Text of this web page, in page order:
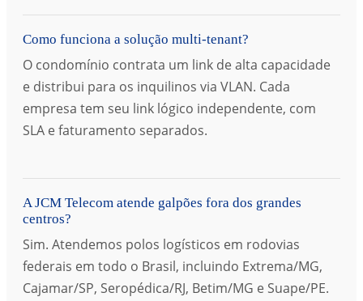
Como funciona a solução multi-tenant?
O condomínio contrata um link de alta capacidade
e distribui para os inquilinos via VLAN. Cada
empresa tem seu link lógico independente, com
SLA e faturamento separados.
A JCM Telecom atende galpões fora dos grandes
centros?
Sim. Atendemos polos logísticos em rodovias
federais em todo o Brasil, incluindo Extrema/MG,
Cajamar/SP, Seropédica/RJ, Betim/MG e Suape/PE.